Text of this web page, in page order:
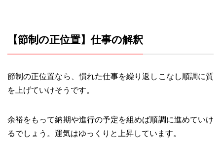
【節制の正位置】仕事の解釈
節制の正位置なら、慣れた仕事を繰り返しこなし順調に質
を上げていけそうです。
余裕をもって納期や進行の予定を組めば順調に進めていけ
るでしょう。運気はゆっくりと上昇しています。